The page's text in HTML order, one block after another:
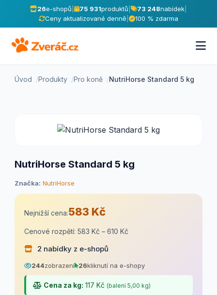
26e-shopů 75 931produktů 73 248nabídek
Ceny aktualizované denně
100 % zdarma
Úvod Produkty Pro koně NutriHorse Standard 5 kg
NutriHorse Standard 5 kg
Značka: NutriHorse
Nejnižší cena:583 Kč
Cenové rozpětí: 583 Kč – 610 Kč
2 nabídky z e-shopů
244zobrazení 26kliknutí na e-shopy
Cena za kg: 117 Kč (balení 5,00 kg)